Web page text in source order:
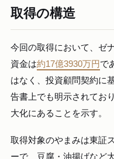
取得の構造
今回の取得において、ゼ
資金は約17億3930万円で
はなく、投資顧問契約に
告書上でも明示されてお
大化にあることを示す。
取得対象のやまみは東証
ーで、豆腐・油揚げなど